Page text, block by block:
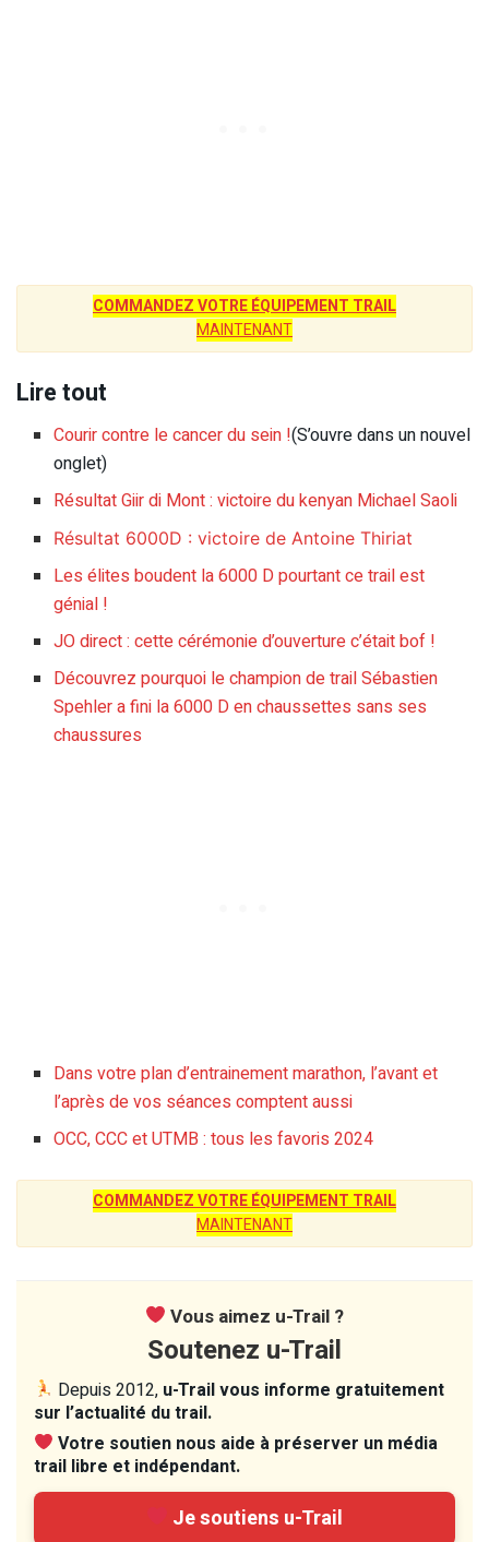
COMMANDEZ VOTRE ÉQUIPEMENT TRAIL
MAINTENANT
Lire tout
Courir contre le cancer du sein !(S’ouvre dans un nouvel
onglet)
Résultat Giir di Mont : victoire du kenyan Michael Saoli
Résultat 6000D : victoire de Antoine Thiriat
Les élites boudent la 6000 D pourtant ce trail est
génial !
JO direct : cette cérémonie d’ouverture c’était bof !
Découvrez pourquoi le champion de trail Sébastien
Spehler a fini la 6000 D en chaussettes sans ses
chaussures
Dans votre plan d’entrainement marathon, l’avant et
l’après de vos séances comptent aussi
OCC, CCC et UTMB : tous les favoris 2024
COMMANDEZ VOTRE ÉQUIPEMENT TRAIL
MAINTENANT
Vous aimez u-Trail ?
Soutenez u-Trail
Depuis 2012, u-Trail vous informe gratuitement
sur l’actualité du trail.
Votre soutien nous aide à préserver un média
trail libre et indépendant.
Je soutiens u-Trail